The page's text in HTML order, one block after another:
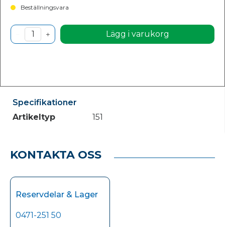
Beställningsvara
Lägg i varukorg
Specifikationer
Artikeltyp
151
KONTAKTA OSS
Reservdelar & Lager
0471-251 50